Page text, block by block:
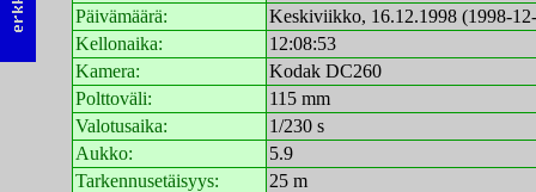
Päivämäärä:
Keskiviikko, 16.12.1998 (1998-
Kellonaika:
12:08:53
Kamera:
Kodak DC260
Polttoväli:
115 mm
Valotusaika:
1/230 s
Aukko:
5.9
Tarkennusetäisyys:
25 m